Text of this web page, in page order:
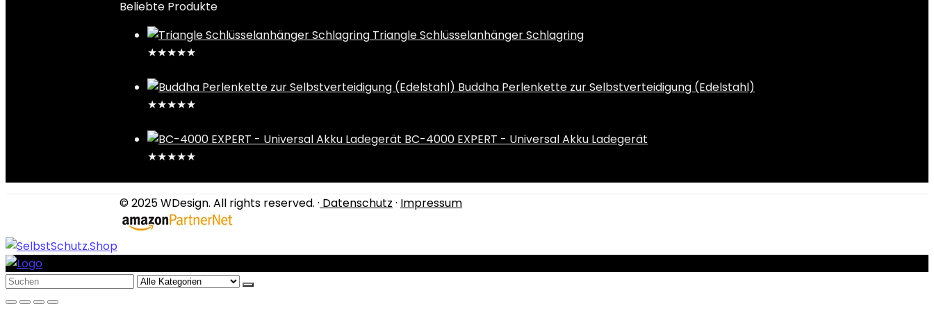
Beliebte Produkte
Triangle Schlüsselanhänger Schlagring
★★★★★
Buddha Perlenkette zur Selbstverteidigung (Edelstahl)
★★★★★
BC-4000 EXPERT - Universal Akku Ladegerät
★★★★★
© 2025 WDesign. All rights reserved. · Datenschutz · Impressum
Search
for: